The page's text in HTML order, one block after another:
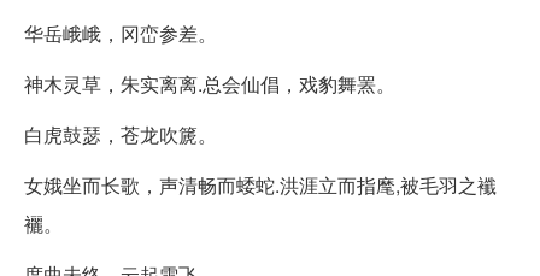
华岳峨峨，冈峦参差。
神木灵草，朱实离离.总会仙倡，戏豹舞罴。
白虎鼓瑟，苍龙吹篪。
女娥坐而长歌，声清畅而蜲蛇.洪涯立而指麾,被毛羽之襳
襹。